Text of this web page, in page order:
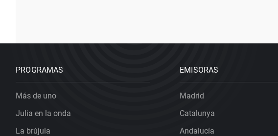
PROGRAMAS
Más de uno
Julia en la onda
La brújula
EMISORAS
Madrid
Catalunya
Andalucía